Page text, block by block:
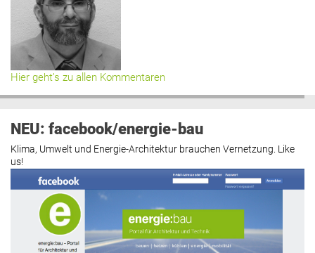
Hier geht’s zu allen Kommentaren
NEU: facebook/energie-bau
Klima, Umwelt und Energie-Architektur brauchen Vernetzung. Like
us!